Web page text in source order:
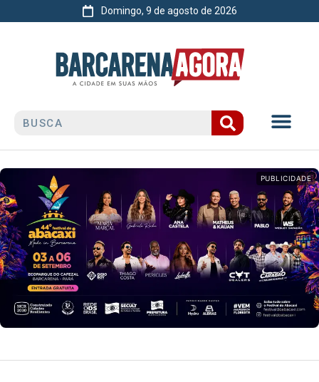
Domingo, 9 de agosto de 2026
PUBLICIDADE